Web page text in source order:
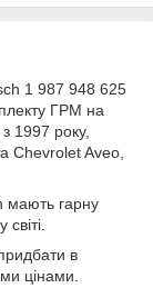
1 987 948 625
ГРМ на
1997 року,
Chevrolet Aveo,
мають гарну
в
цінами.